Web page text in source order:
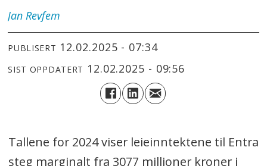
Jan Revfem
PUBLISERT 12.02.2025 - 07:34
SIST OPPDATERT 12.02.2025 - 09:56
Tallene for 2024 viser leieinntektene til Entra
steg marginalt fra 3077 millioner kroner i